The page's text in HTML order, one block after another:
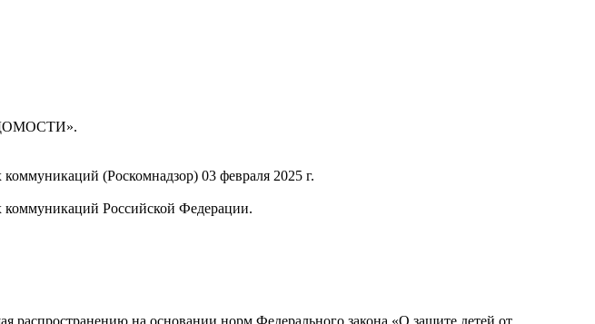
(Роскомнадзор) 03 февраля 2025 г.
Российской Федерации.